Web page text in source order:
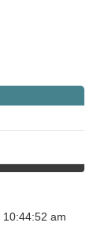
10:44:52 am